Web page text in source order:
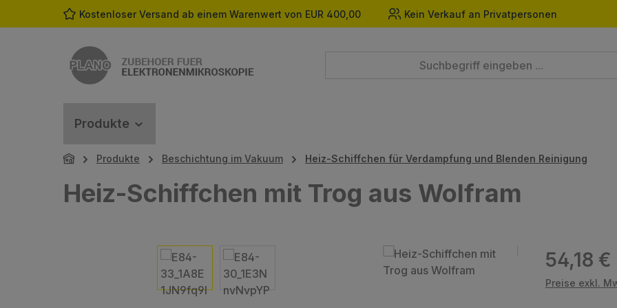
Hauptinhalt springen
Zur Suche springen
Zur Hauptnavigation springen
Kostenloser Versand ab einem Warenwert von EUR 400,00 Kein Verkauf an Privatpersonen
Produkte
Produkte Beschichtung im Vakuum Heiz-Schiffchen für Verdampfung und Blenden Reinigung
Heiz-Schiffchen mit Trog aus Wolfram
Bildergalerie überspringen Regulärer
54,18 €
Preise exkl.